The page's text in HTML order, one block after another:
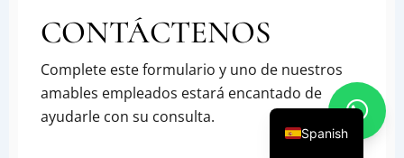
CONTÁCTENOS
Complete este formulario y uno de nuestros
amables empleados estará encantado de
ayudarle con su consulta.
Spanish